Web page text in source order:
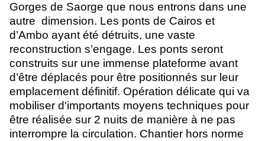
Gorges de Saorge que nous entrons dans une
autre  dimension. Les ponts de Cairos et
d’Ambo ayant été détruits, une vaste
reconstruction s’engage. Les ponts seront
construits sur une immense plateforme avant
d’être déplacés pour être positionnés sur leur
emplacement définitif. Opération délicate qui va
mobiliser d'importants moyens techniques pour
être réalisée sur 2 nuits de manière à ne pas
interrompre la circulation. Chantier hors norme